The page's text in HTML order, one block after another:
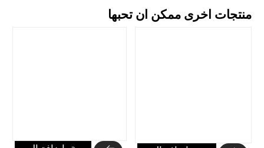
منتجات اخرى ممكن ان تحبها